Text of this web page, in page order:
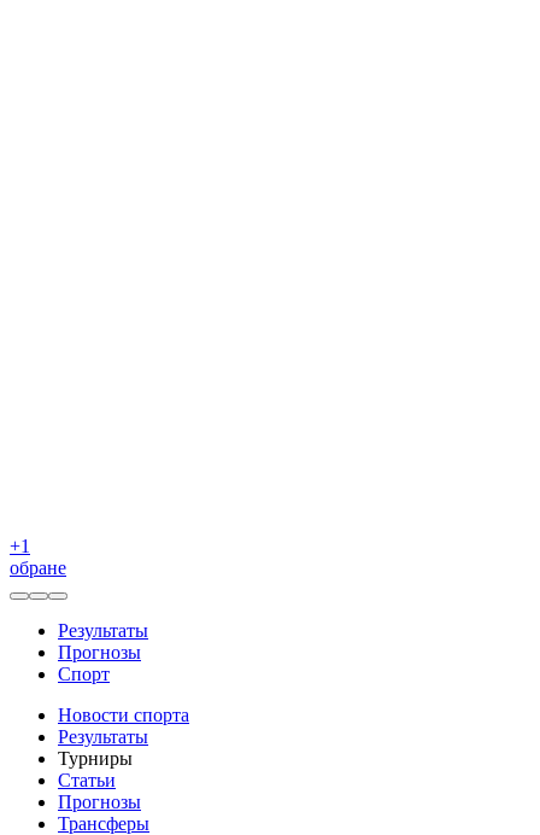
+1
обране
Результаты
Прогнозы
Спорт
Новости спорта
Результаты
Турниры
Статьи
Прогнозы
Трансферы